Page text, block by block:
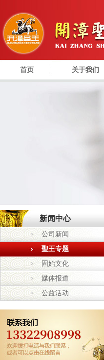
首页 关于我们
新闻中心
公司新闻
聖王专题
固始文化
媒体报道
公益活动